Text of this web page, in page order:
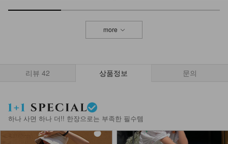
14,900
more
리뷰 42 상품정보 문의
하나 사면 하나 더!! 한장으로는 부족한 필수템